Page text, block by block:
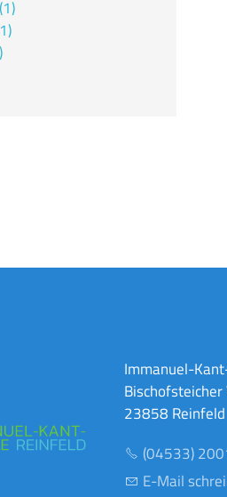
1
1
Immanuel-
23858 Reinfeld
(04533)
E-Mail